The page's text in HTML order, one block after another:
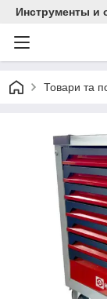
Инструменты и
Товари та